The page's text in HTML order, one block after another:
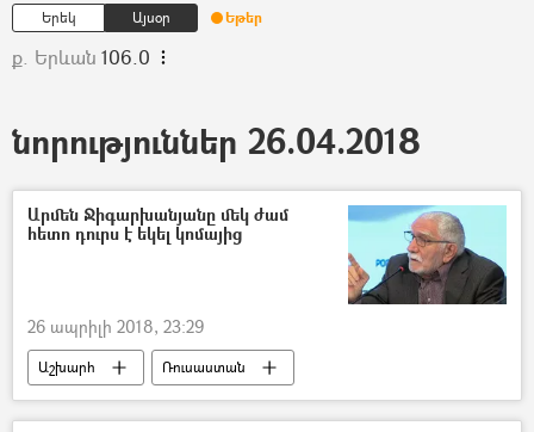
Երեկ Այսօր Եթեր
ք. Երևան 106.0
նորություններ 26.04.2018
Արմեն Ջիգարխանյանը մեկ ժամ
հետո դուրս է եկել կոմայից
26 ապրիլի 2018, 23:29
Աշխարհ Ռուսաստան